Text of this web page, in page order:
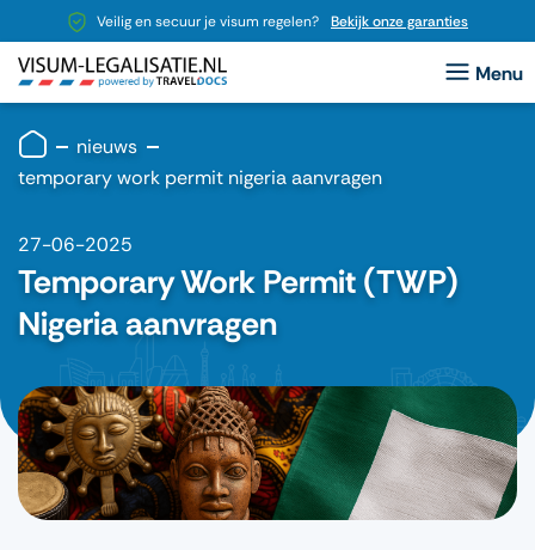
Veilig en secuur je visum regelen? Bekijk onze garanties
nieuws
temporary work permit nigeria aanvragen
27-06-2025
Temporary Work Permit (TWP)
Nigeria aanvragen